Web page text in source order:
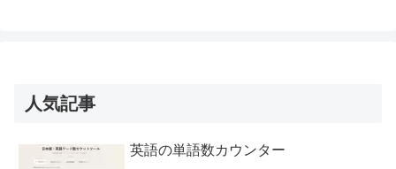
人気記事
英語の単語数カウンター